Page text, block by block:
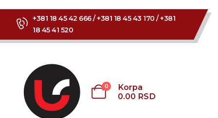
+381 18 45 42 666 / +381 18 45 43 170 / +381
18 45 41 520
0
Korpa
0.00 RSD